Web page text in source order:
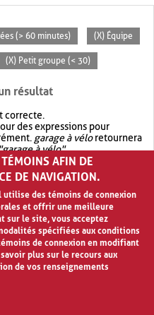
(> 60 minutes) (X) Équipe
(X) Petit groupe (< 30)
résultat
correcte.
des expressions pour
garage à véloretournera
à vélo".
avec OR.garage OR vélo
quegarage à vélo
AFIN DE
DE NAVIGATION.
utilise des témoins de connexion
et offrir une meilleure
sur le site, vous acceptez
spécifiées aux conditions
de connexion en modifiant
plus sur le recours aux
de vos renseignements